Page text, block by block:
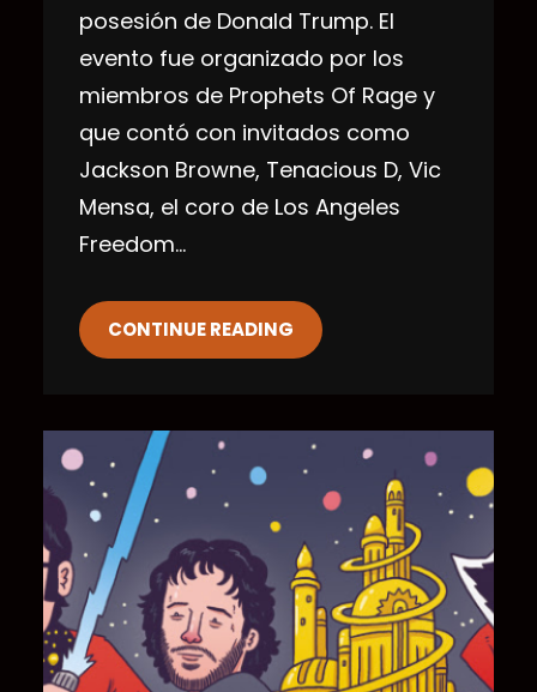
posesión de Donald Trump. El
evento fue organizado por los
miembros de Prophets Of Rage y
que contó con invitados como
Jackson Browne, Tenacious D, Vic
Mensa, el coro de Los Angeles
Freedom…
CONTINUE READING